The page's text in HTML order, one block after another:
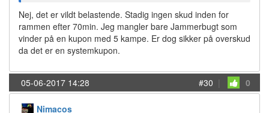
Nej, det er vildt belastende. Stadig ingen skud inden for
rammen efter 70min. Jeg mangler bare Jammerbugt som
vinder på en kupon med 5 kampe. Er dog sikker på overskud
da det er en systemkupon.
05-06-2017 14:28 #30 | 0
Nimacos